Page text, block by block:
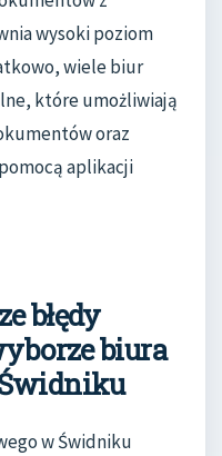
wysoki poziom
wiele biur
które umożliwiają
oraz
aplikacji
błędy
biura
w Świdniku